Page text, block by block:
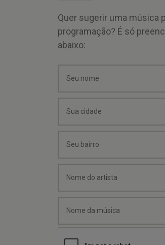
Quer sugerir uma música
programação? É só
abaixo: